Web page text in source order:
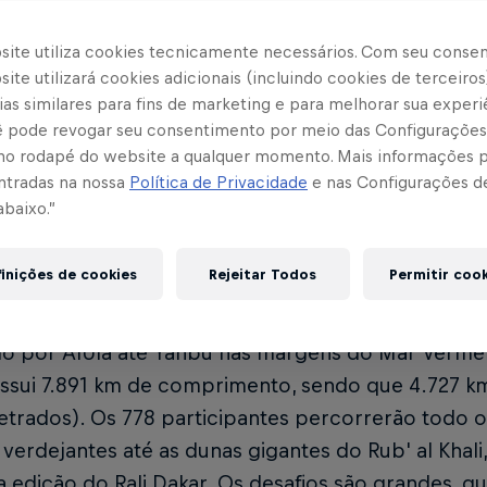
5 – 10 de janeiro
6 – 11 e 12 de janeiro
13 Etapa 11 –
14 Etapa 12 –
desembarca na Arábia Saudita pela quinta
nunca percorridos e a primeira etapa de 48
por AlUla até Yanbu nas margens do Mar
7.891 km de comprimento, sendo que 4.727
Os 778 participantes percorrerão todo
verdejantes até as dunas gigantes do Rub' al
utiliza cookies tecnicamente necessários. Com seu
utilizará cookies adicionais (incluindo cookies de
similares para fins de marketing e para melhorar sua
pode revogar seu consentimento por meio das
rodapé do website a qualquer momento. Mais informações
na nossa Política de Privacidade e nas Configurações
de cookies Rejeitar Todos Permitir